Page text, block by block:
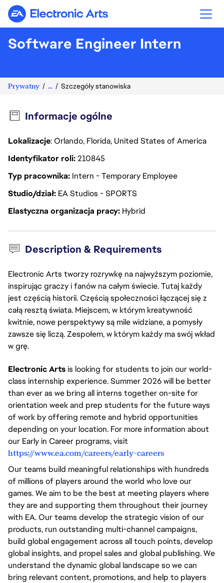
Electronic Arts
Software Engineer Intern
Prywatny ... Szczegóły stanowiska
Informacje ogólne
Lokalizacje: Orlando, Florida, United States of America
Identyfikator roli210845
Typ pracownika Intern - Temporary Employee
Studio/dział EA Studios - SPORTS
Elastyczna organizacja pracy Hybrid
Description & Requirements
Electronic Arts tworzy rozrywkę na najwyższym poziomie,
inspirując graczy i fanów na całym świecie. Tutaj każdy
jest częścią historii. Częścią społeczności łączącej się z
całą resztą świata. Miejscem, w którym kreatywność
kwitnie, nowe perspektywy są mile widziane, a pomysły
zawsze się liczą. Zespołem, w którym każdy ma swój wkład
w grę.
Electronic Artsis looking for students to join our world-
class internship experience. Summer 2026 will be better
than ever as we bring all interns together on-site for
orientation week and prep students for the future ways
of work by offering remote and hybrid opportunities
depending on your location. For more information about
our Early in Career programs, visit
https://www.ea.com/careers/early-careers
Our teams build meaningful relationships with hundreds
of millions of players around the world who love our
games. We aim to be the best at meeting players where
they are and supporting them throughout their journey
with EA. Our teams develop the strategic vision of our
products, run outstanding multi-channel campaigns,
build global engagement across all touch points, develop
global insights, and propel sales and global publishing. We
understand the dynamic global landscape so we can
bring relevant content, promotions, and help to players